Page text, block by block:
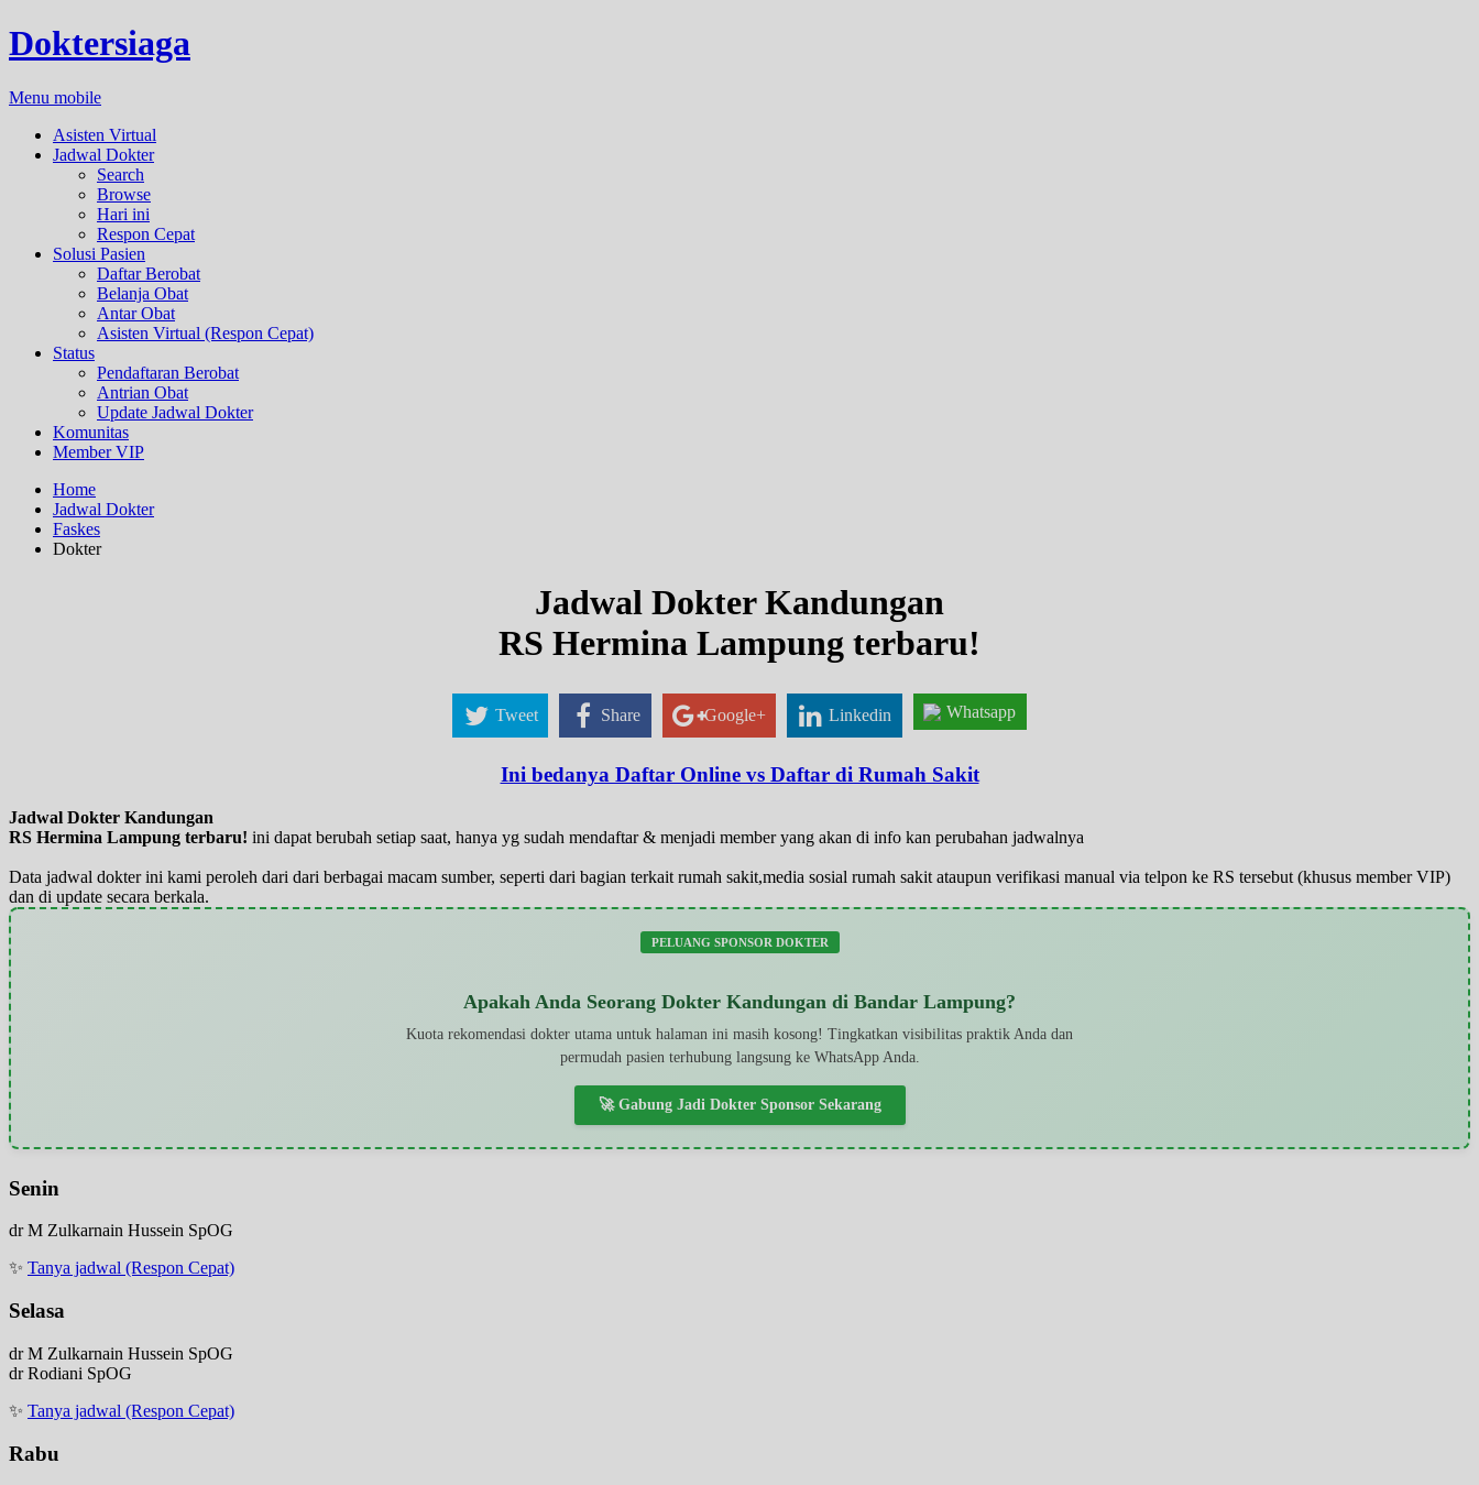
Doktersiaga
Menu mobile
Asisten Virtual
Jadwal Dokter
Search
Browse
Hari ini
Respon Cepat
Solusi Pasien
Daftar Berobat
Belanja Obat
Antar Obat
Asisten Virtual (Respon Cepat)
Status
Pendaftaran Berobat
Antrian Obat
Update Jadwal Dokter
Komunitas
Member VIP
Home
Jadwal Dokter
Faskes
Dokter
Jadwal Dokter Kandungan
RS Hermina Lampung terbaru!
Tweet Share Google+ Linkedin Whatsapp
Ini bedanya Daftar Online vs Daftar di Rumah Sakit
Jadwal Dokter Kandungan
RS Hermina Lampung terbaru! ini dapat berubah setiap saat, hanya yg sudah mendaftar & menjadi member yang akan di info kan perubahan jadwalnya
Data jadwal dokter ini kami peroleh dari dari berbagai macam sumber, seperti dari bagian terkait rumah sakit,media sosial rumah sakit ataupun verifikasi manual via telpon ke RS tersebut (khusus member VIP)
dan di update secara berkala.
PELUANG SPONSOR DOKTER
Apakah Anda Seorang Dokter Kandungan di Bandar Lampung?
Kuota rekomendasi dokter utama untuk halaman ini masih kosong! Tingkatkan visibilitas praktik Anda dan
permudah pasien terhubung langsung ke WhatsApp Anda.
🚀 Gabung Jadi Dokter Sponsor Sekarang
Senin
dr M Zulkarnain Hussein SpOG
✨ Tanya jadwal (Respon Cepat)
Selasa
dr M Zulkarnain Hussein SpOG
dr Rodiani SpOG
✨ Tanya jadwal (Respon Cepat)
Rabu